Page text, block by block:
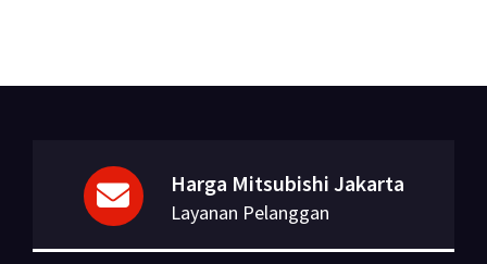
Harga Mitsubishi Jakarta
Layanan Pelanggan